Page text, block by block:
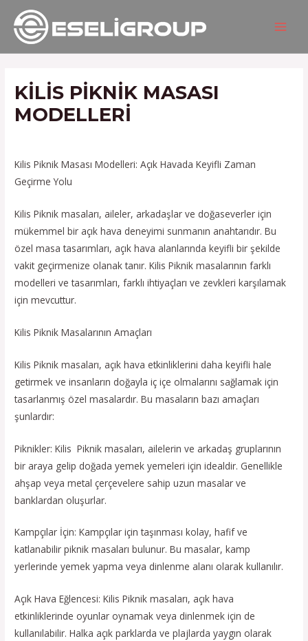
İçeriğe
atla
KILIS PIKNIK MASASI
MODELLERI
Kilis Piknik Masası Modelleri: Açık Havada Keyifli Zaman
Geçirme Yolu
Kilis Piknik masaları, aileler, arkadaşlar ve doğaseverler için
mükemmel bir açık hava deneyimi sunmanın anahtarıdır. Bu
özel masa tasarımları, açık hava alanlarında keyifli bir şekilde
vakit geçirmenize olanak tanır. Kilis Piknik masalarının farklı
modelleri ve tasarımları, farklı ihtiyaçları ve zevkleri karşılamak
için mevcuttur.
Kilis Piknik Masalarının Amaçları
Kilis Piknik masaları, açık hava etkinliklerini daha keyifli hale
getirmek ve insanların doğayla iç içe olmalarını sağlamak için
tasarlanmış özel masalardır. Bu masaların bazı amaçları
şunlardır:
Piknikler: Kilis Piknik masaları, ailelerin ve arkadaş gruplarının
bir araya gelip doğada yemek yemeleri için idealdir. Genellikle
ahşap veya metal çerçevelere sahip uzun masalar ve
banklardan oluşurlar.
Kampçılar İçin: Kampçılar için taşınması kolay, hafif ve
katlanabilir piknik masaları bulunur. Bu masalar, kamp
yerlerinde yemek yapma veya dinlenme alanı olarak kullanılır.
Açık Hava Eğlencesi: Kilis Piknik masaları, açık hava
etkinliklerinde oyunlar oynamak veya dinlenmek için de
kullanılabilir. Halka açık parklarda ve plajlarda yaygın olarak
Yazı
gezinmesi